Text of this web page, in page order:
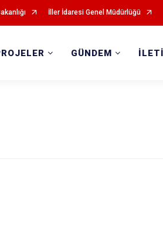
İller İdaresi Genel Müdürlüğü
GÜNDEM